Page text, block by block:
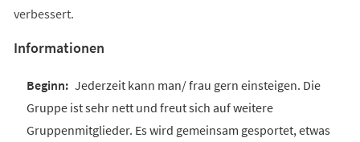
verbessert.
Informationen
Jederzeit kann man/ frau gern einsteigen. Die
Gruppe ist sehr nett und freut sich auf weitere
Gruppenmitglieder. Es wird gemeinsam gesportet, etwas